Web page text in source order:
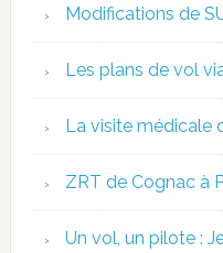
Modifications de
Les plans de vol
La visite médicale
ZRT de Cognac à
Un vol, un pilote :